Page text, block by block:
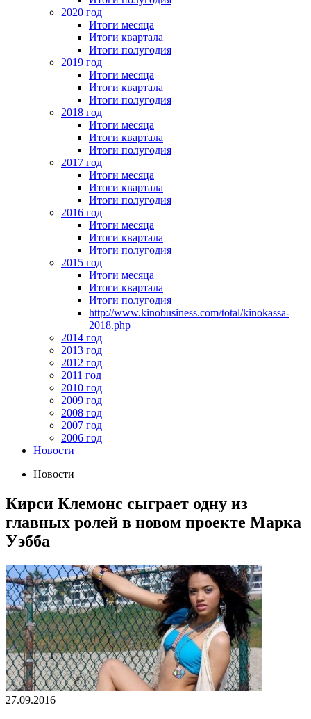
2020 год
Итоги месяца
Итоги квартала
Итоги полугодия
2019 год
Итоги месяца
Итоги квартала
Итоги полугодия
2018 год
Итоги месяца
Итоги квартала
Итоги полугодия
2017 год
Итоги месяца
Итоги квартала
Итоги полугодия
2016 год
Итоги месяца
Итоги квартала
Итоги полугодия
2015 год
Итоги месяца
Итоги квартала
Итоги полугодия
http://www.kinobusiness.com/total/kinokassa-
2018.php
2014 год
2013 год
2012 год
2011 год
2010 год
2009 год
2008 год
2007 год
2006 год
Новости
Новости
Кирси Клемонс сыграет одну из
главных ролей в новом проекте Марка
Уэбба
27.09.2016